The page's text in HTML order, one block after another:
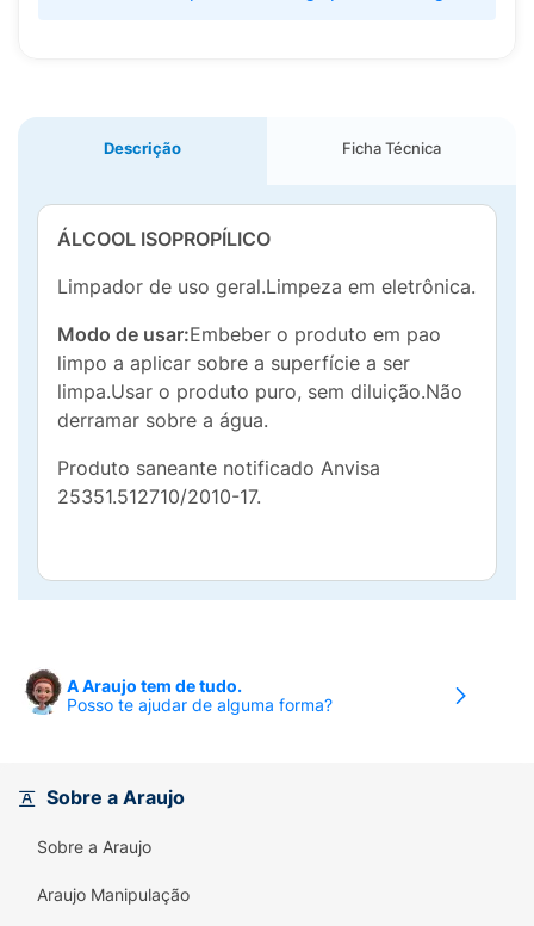
Descrição Ficha Técnica
ÁLCOOL ISOPROPÍLICO
Limpador de uso geral.Limpeza em eletrônica.
Modo de usar:Embeber o produto em pao
limpo a aplicar sobre a superfície a ser
limpa.Usar o produto puro, sem diluição.Não
derramar sobre a água.
Produto saneante notificado Anvisa
25351.512710/2010-17.
A Araujo tem de tudo.
Posso te ajudar de alguma forma?
Sobre a Araujo
Sobre a Araujo
Araujo Manipulação